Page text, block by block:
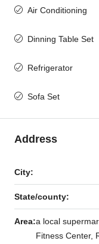
Air Conditioning
Dinning Table Set
Refrigerator
Sofa Set
Address
City:
State/county:
Area:a local
Fitness Center,